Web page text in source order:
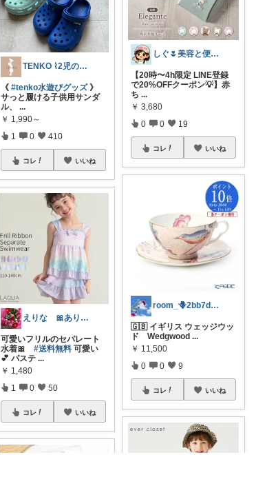
TENKO ⌇2児のママ＊暮らしを便利に
《#tenko水遊びグッズ》
サっと履ける子供用サンダ
ル、
...
￥ 1,990～
1 0 410
コレ いいね
えりな 🎀ありがとうございます🎀🙇
可愛いフリルのセパレート
水着🎀#送料無料 可愛い
💕 パステ ...
￥ 1,480
1 0 50
コレ いいね
しぐ🌷美容と便利な小物🍀
【20時〜4h限定 LINE登録
で20%OFFクーポン💡】赤
ち ...
￥ 3,680
0 0 19
コレ いいね
room_🪻2bb7d8bc05
🇬🇧 イギリス ウェッジウッ
ド Wedgwood...
￥ 11,500
0 0 9
コレ いいね